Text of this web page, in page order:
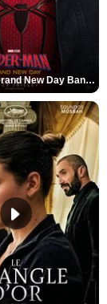
Spider-Man: Brand New Day Bande-annonce VO STFR